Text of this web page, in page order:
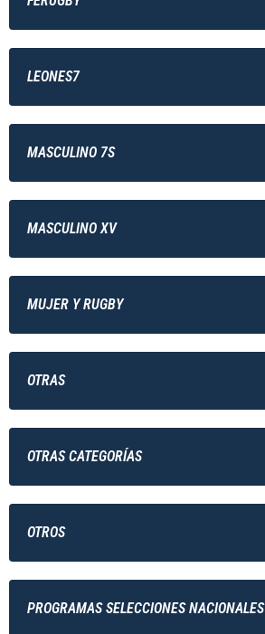
LEONES7
MASCULINO 7S
MASCULINO XV
MUJER Y RUGBY
OTRAS
OTRAS CATEGORÍAS
OTROS
PROGRAMAS SELECCIONES NACIONALES